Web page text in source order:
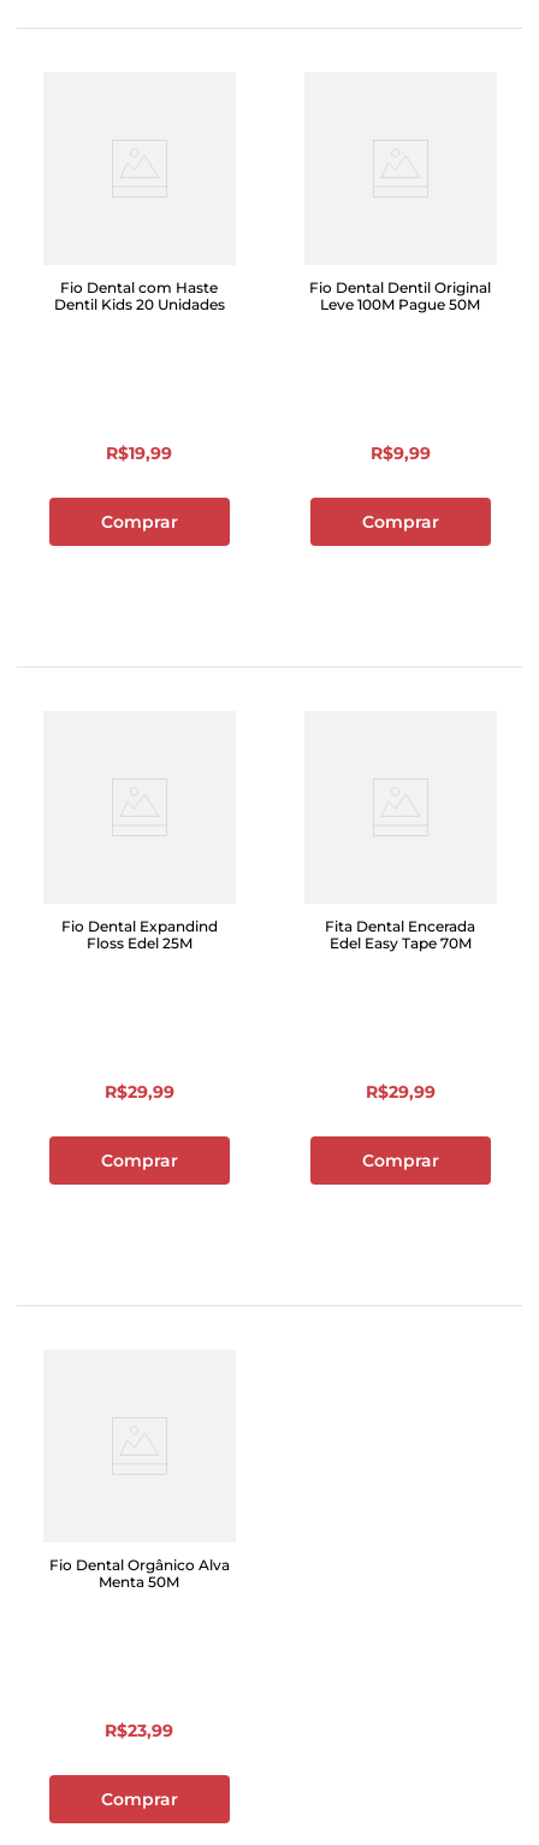
Fio Dental com Haste
Dentil Kids 20 Unidades
R$19,99
Comprar
Fio Dental Dentil Original
Leve 100M Pague 50M
R$9,99
Comprar
Fio Dental Expandind
Floss Edel 25M
R$29,99
Comprar
Fita Dental Encerada
Edel Easy Tape 70M
R$29,99
Comprar
Fio Dental Orgânico Alva
Menta 50M
R$23,99
Comprar